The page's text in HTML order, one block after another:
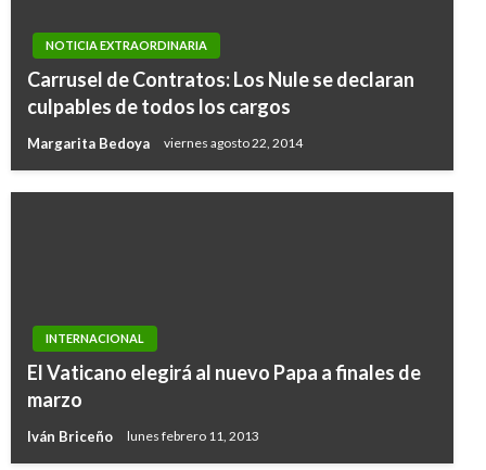
NOTICIA EXTRAORDINARIA
Carrusel de Contratos: Los Nule se declaran
culpables de todos los cargos
Margarita Bedoya viernes agosto 22, 2014
INTERNACIONAL
El Vaticano elegirá al nuevo Papa a finales de
marzo
Iván Briceño lunes febrero 11, 2013